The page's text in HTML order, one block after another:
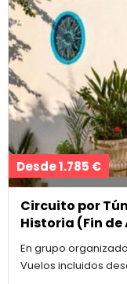
Desde 1.785 €
Circuito por
Historia (Fin de
En grupo organizado
Vuelos incluidos